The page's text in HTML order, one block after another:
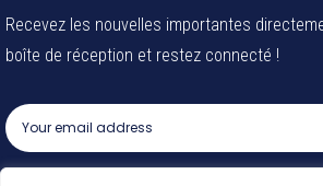
Recevez les nouvelles importantes
boîte de réception et restez connecté !